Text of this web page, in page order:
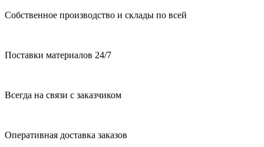
Собственное производство и склады по всей
Поставки материалов 24/7
Всегда на связи с заказчиком
Оперативная доставка заказов